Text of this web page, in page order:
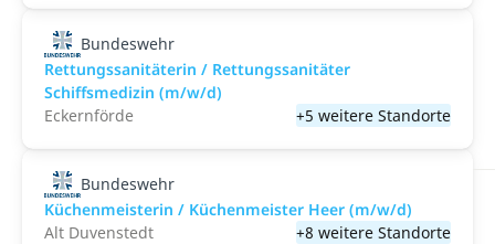
Bundeswehr
Rettungssanitäterin / Rettungssanitäter
Schiffsmedizin (m/w/d)
Eckernförde
+5 weitere Standorte
Bundeswehr
Küchenmeisterin / Küchenmeister Heer (m/w/d)
Alt Duvenstedt
+8 weitere Standorte